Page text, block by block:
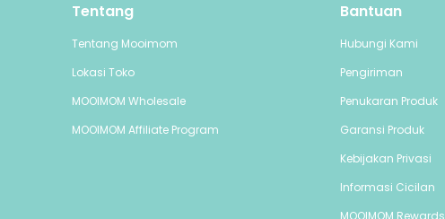
Tentang
Tentang Mooimom
Lokasi Toko
MOOIMOM Wholesale
MOOIMOM Affiliate Program
Bantuan
Hubungi Kami
Pengiriman
Penukaran Produk
Garansi Produk
Kebijakan Privasi
Informasi Cicilan